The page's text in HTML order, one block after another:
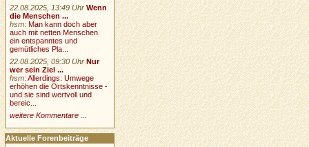
22.08.2025, 13:49 Uhr Wenn
die Menschen ...
hsm:Man kann doch aber
auch mit netten Menschen
ein entspanntes und
gemütliches Pla...
22.08.2025, 09:30 Uhr Nur
wer sein Ziel ...
hsm:Allerdings: Umwege
erhöhen die Ortskenntnisse -
und sie sind wertvoll und
bereic...
weitere Kommentare ...
Aktuelle Forenbeiträge